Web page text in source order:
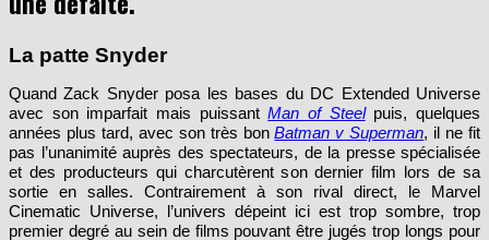
Quand Zack Snyder posa les bases du DC Extended Universe
avec son imparfait mais puissantMan of Steelpuis, quelques
années plus tard, avec son très bonBatman v Superman, il ne fit
pas l’unanimité auprès des spectateurs, de la presse spécialisée
et des producteurs qui charcutèrent son dernier film lors de sa
sortie en salles. Contrairement à son rival direct, le Marvel
Cinematic Universe, l’univers dépeint ici est trop sombre, trop
premier degré au sein de films pouvant être jugés trop longs pour
une durée de 2h15 à 3h dans leur version extended cut. Car les